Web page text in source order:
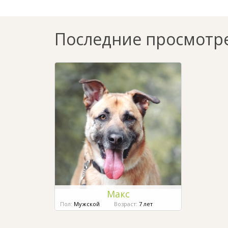
Последние
Макс
Пол: Мужской Возраст: 7 лет